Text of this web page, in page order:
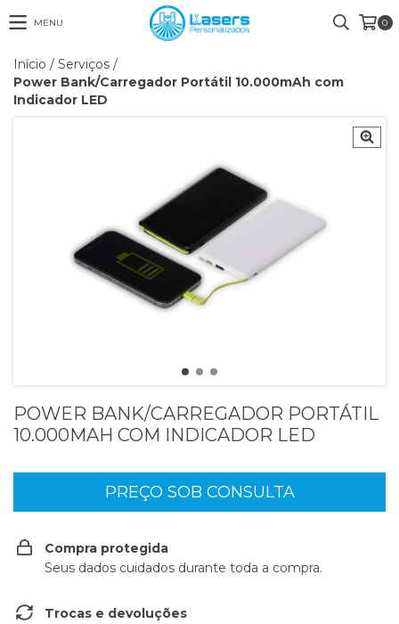
MENU 0
Início / Serviços /
Power Bank/Carregador Portátil 10.000mAh com
Indicador LED
POWER BANK/CARREGADOR PORTÁTIL
10.000MAH COM INDICADOR LED
Compra protegida
Seus dados cuidados durante toda a compra.
Trocas e devoluções